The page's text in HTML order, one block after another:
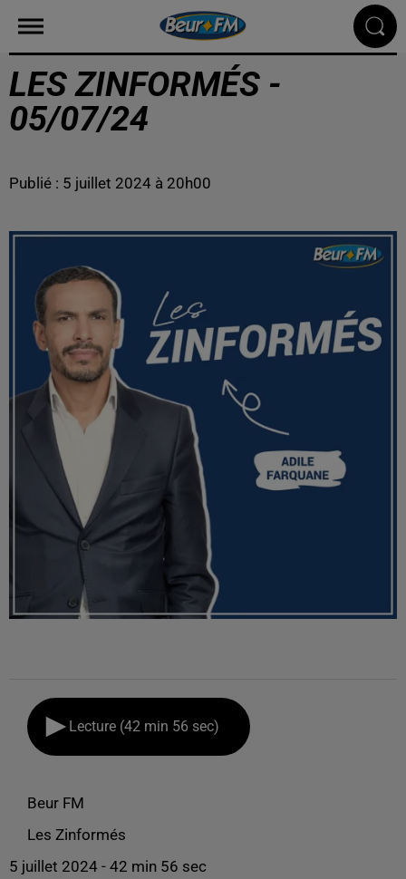
LES ZINFORMÉS -
05/07/24
Publié : 5 juillet 2024 à 20h00
Lecture (42 min 56 sec)
Beur FM
Les Zinformés
5 juillet 2024 - 42 min 56 sec